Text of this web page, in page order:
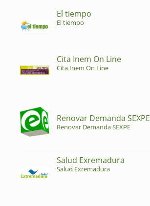
El tiempo
El tiempo
Cita Inem On Line
Cita Inem On Line
Renovar Demanda SEXPE
Renovar Demanda SEXPE
Salud Exremadura
Salud Exremadura